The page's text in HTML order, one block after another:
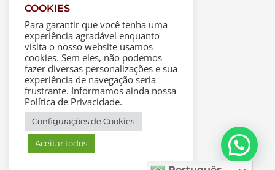
COOKIES
Para garantir que você tenha uma
experiência agradável enquanto
visita o nosso website usamos
cookies. Sem eles, não podemos
fazer diversas personalizações e sua
experiência de navegação seria
frustrante. Informamos ainda nossa
Política de Privacidade.
Configurações de Cookies
Aceitar todos